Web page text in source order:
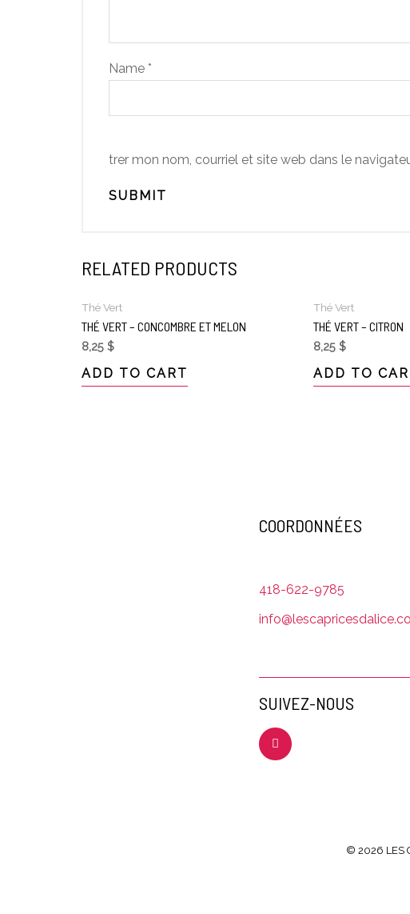
Name *
trer mon nom, courriel et site web dans le
RELATED PRODUCTS
Thé Vert
THÉ VERT – CONCOMBRE ET MELON
8,25 $
ADD TO CART
Thé Vert
THÉ VERT – CITRON
8,25 $
ADD TO
COORDONNÉES
418-622-9785
SUIVEZ-NOUS
© 2026 LES